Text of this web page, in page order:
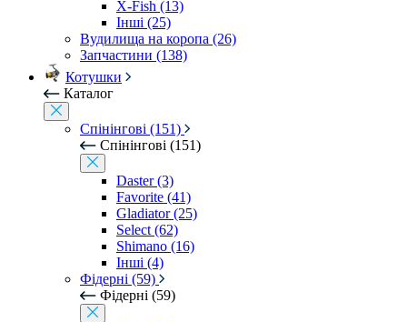
X-Fish (13)
Інші (25)
Вудилища на коропа (26)
Запчастини (138)
Котушки
Каталог
Спінінгові (151)
Спінінгові (151)
Daster (3)
Favorite (41)
Gladiator (25)
Select (62)
Shimano (16)
Інші (4)
Фідерні (59)
Фідерні (59)